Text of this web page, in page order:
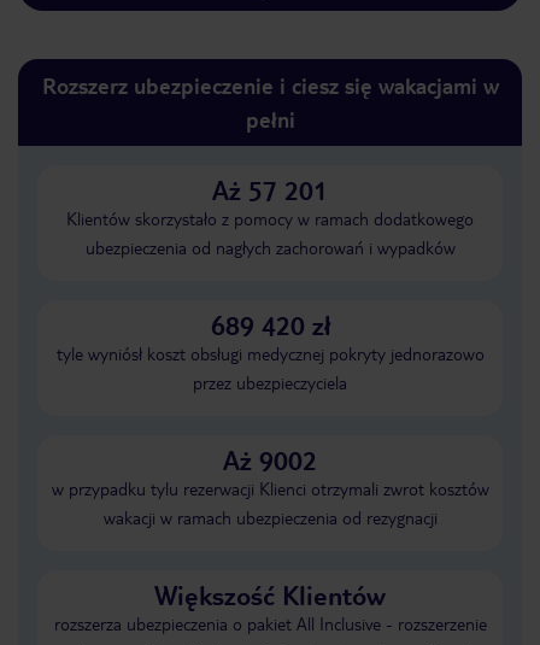
Rozszerz ubezpieczenie i ciesz się wakacjami w
pełni
Aż 57 201
Klientów skorzystało z pomocy w ramach dodatkowego
ubezpieczenia od nagłych zachorowań i wypadków
689 420 zł
tyle wyniósł koszt obsługi medycznej pokryty jednorazowo
przez ubezpieczyciela
Aż 9002
w przypadku tylu rezerwacji Klienci otrzymali zwrot kosztów
wakacji w ramach ubezpieczenia od rezygnacji
Większość Klientów
rozszerza ubezpieczenia o pakiet All Inclusive - rozszerzenie